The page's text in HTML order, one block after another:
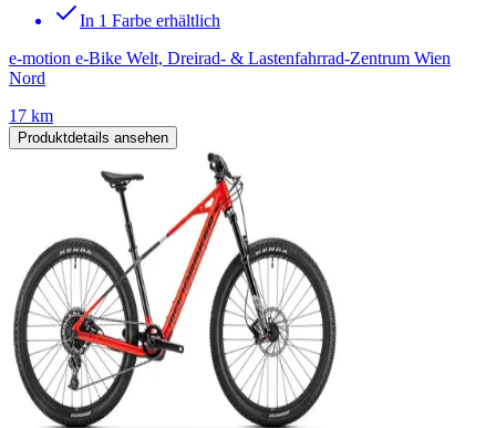
In 1 Farbe erhältlich
e-motion e-Bike Welt, Dreirad- & Lastenfahrrad-Zentrum Wien
Nord
17 km
Produktdetails ansehen